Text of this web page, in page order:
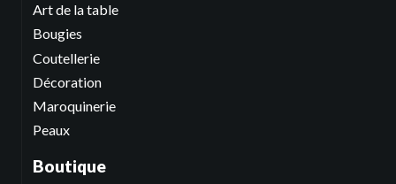
Art de la table
Bougies
Coutellerie
Décoration
Maroquinerie
Peaux
Boutique